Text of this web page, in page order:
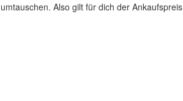
Also gilt für dich der